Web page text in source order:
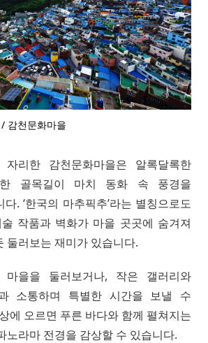
감천문화마을
리한 감천문화마을은 알록달록한
한 골목길이 마치 동화 속 풍경을
. ‘한국의 마추픽추’라는 별칭으로도
작품과 벽화가 마을 곳곳에 숨겨져
둘러보는 재미가 있습니다.
마을을 둘러보거나, 작은 갤러리와
소통하며 특별한 시간을 보낼 수
에 오르면 푸른 바다와 함께 펼쳐지는
노라마 전경을 감상할 수 있습니다.